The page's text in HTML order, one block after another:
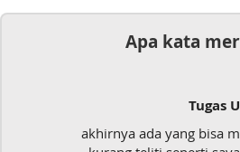
Apa kata
Tugas
akhirnya ada yang bisa